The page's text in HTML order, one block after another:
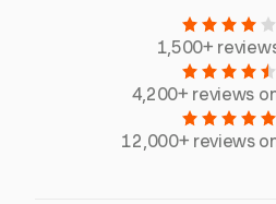
1,500+
4,200+ reviews
12,000+ reviews